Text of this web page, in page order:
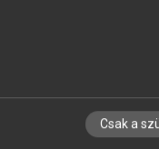
Csak a